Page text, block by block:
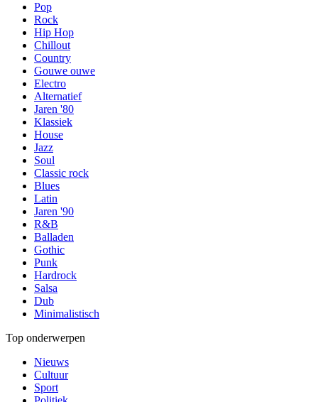
Pop
Rock
Hip Hop
Chillout
Country
Gouwe ouwe
Electro
Alternatief
Jaren '80
Klassiek
House
Jazz
Soul
Classic rock
Blues
Latin
Jaren '90
R&B
Balladen
Gothic
Punk
Hardrock
Salsa
Dub
Minimalistisch
Top onderwerpen
Nieuws
Cultuur
Sport